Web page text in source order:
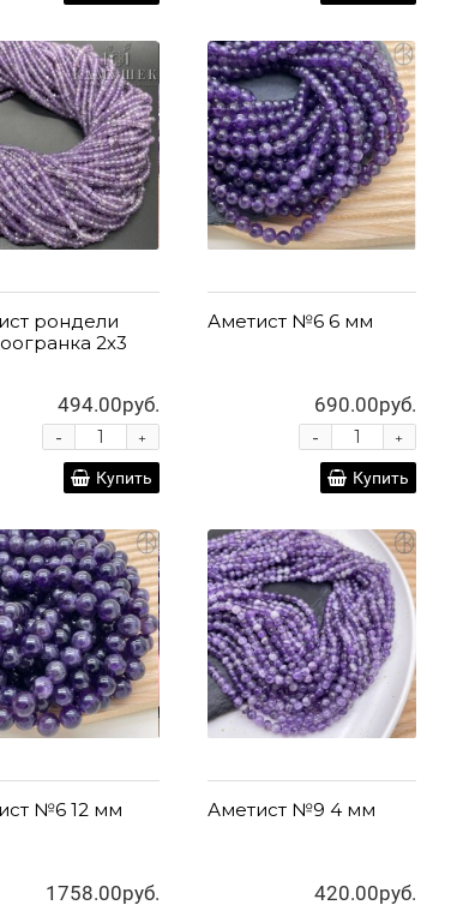
рондели
2х3
494.00руб.
+
-
Купить
Аметист №6 6 мм
690.00руб.
+
-
Купить
№6 12 мм
1758.00руб.
Аметист №9 4 мм
420.00руб.